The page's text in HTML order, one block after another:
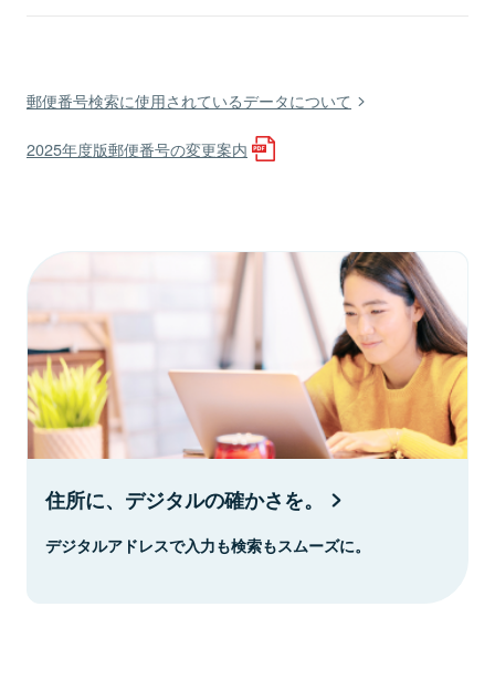
郵便番号検索に使用されているデータについて
2025年度版郵便番号の変更案内
住所に、デジタルの確かさを。
デジタルアドレスで入力も検索もスムーズに。